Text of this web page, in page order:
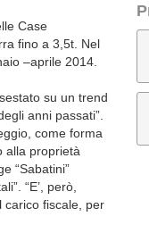
Case
fino a 3,5t. Nel
–aprile 2014.
su un trend
anni passati”.
come forma
alla proprietà
“Sabatini”
“E’, però,
carico fiscale, per